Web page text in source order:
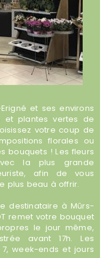
et ses environs
et plantes vertes de
votre coup de
florales ou
bouquets ! Les fleurs
la plus grande
afin de vous
plus beau à offrir.
destinataire à Mûrs-
remet votre bouquet
le jour même,
avant 17h. Les
7, week-ends et jours